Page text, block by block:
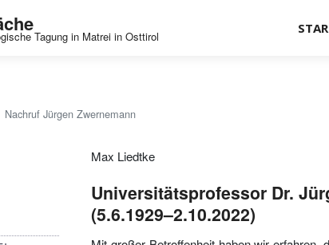
Tagung in Matrei in Osttirol
Nachruf Jürgen Zwernemann
Max Liedtke
Universitätsprofessor Dr.
(5.6.1929–2.10.2022)